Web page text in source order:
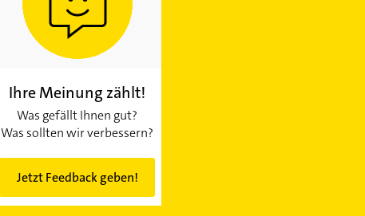
Ihre Meinung zählt!
Was gefällt Ihnen gut?
Was sollten wir verbessern?
Jetzt Feedback geben!